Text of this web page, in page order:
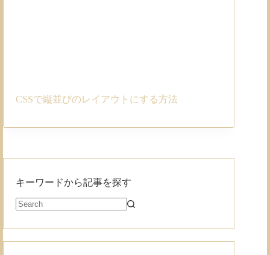
CSSで縦並びのレイアウトにする方法
キーワードから記事を探す